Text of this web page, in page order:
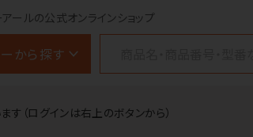
アールの公式オンラインショップ
から探す
す（ログインは右上のボタンから）